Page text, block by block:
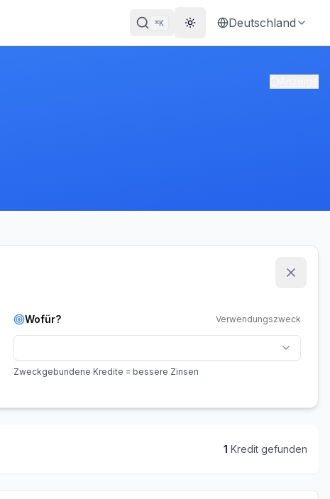
⌘K Theme wechseln
Deutschland
Wofür? Verwendungszweck
Zweckgebundene Kredite = bessere Zinsen
1 Kredit gefunden